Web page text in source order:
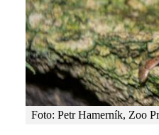
Foto: Petr Hamerník, Zoo